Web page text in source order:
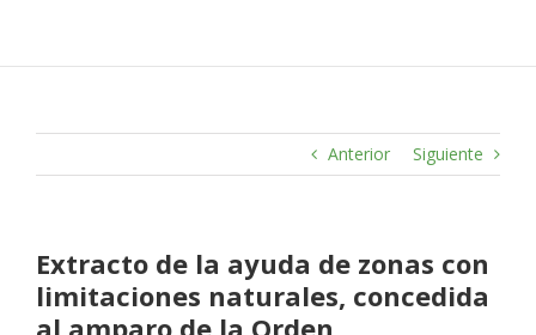
Anterior Siguiente
Extracto de la ayuda de zonas con
limitaciones naturales, concedida
al amparo de la Orden